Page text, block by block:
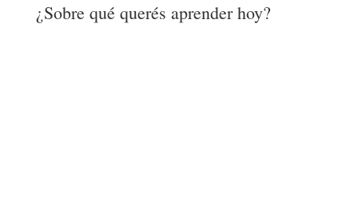
¿Sobre qué querés aprender hoy?